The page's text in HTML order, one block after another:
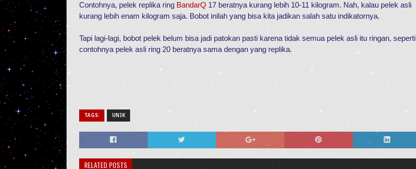
Contohnya, pelek replika ring BandarQ 17 beratnya kurang lebih 10-11 kilogram. Nah, kalau pelek asli
kurang lebih enam kilogram saja. Bobot inilah yang bisa kita jadikan salah satu indikatornya.
Tapi lagi-lagi, bobot pelek belum bisa jadi patokan pasti karena tidak semua pelek asli itu ringan, seperti
contohnya pelek asli ring 20 beratnya sama dengan yang replika.
TAGS: UNIK
RELATED POSTS